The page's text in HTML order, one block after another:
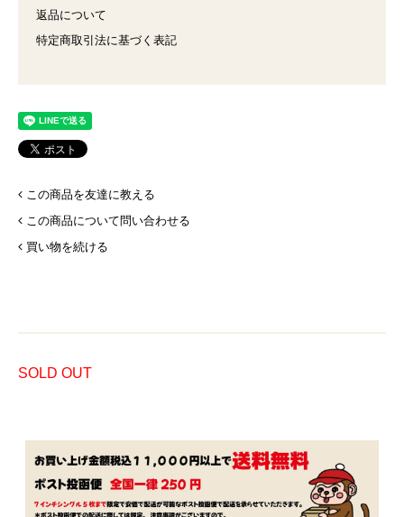
返品について
特定商取引法に基づく表記
この商品を友達に教える
この商品について問い合わせる
買い物を続ける
SOLD OUT